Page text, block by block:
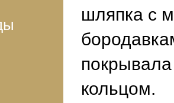
шляпка с
кольцом.